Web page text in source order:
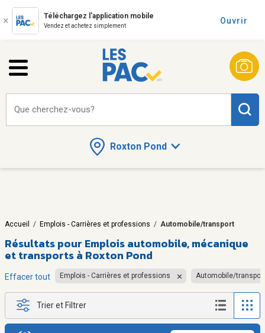
Téléchargez l'application mobile
Vendez et achetez simplement
Ouvrir
Roxton Pond
Que cherchez-vous?
Accueil / Emplois - Carrières et professions / Automobile/transport
Résultats pour Emplois automobile, mécanique
et transports à Roxton Pond
Effacer tout Emplois - Carrières et professions Automobile/transport
Trier et Filtrer